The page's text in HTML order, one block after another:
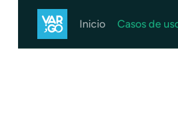
Inicio Casos de